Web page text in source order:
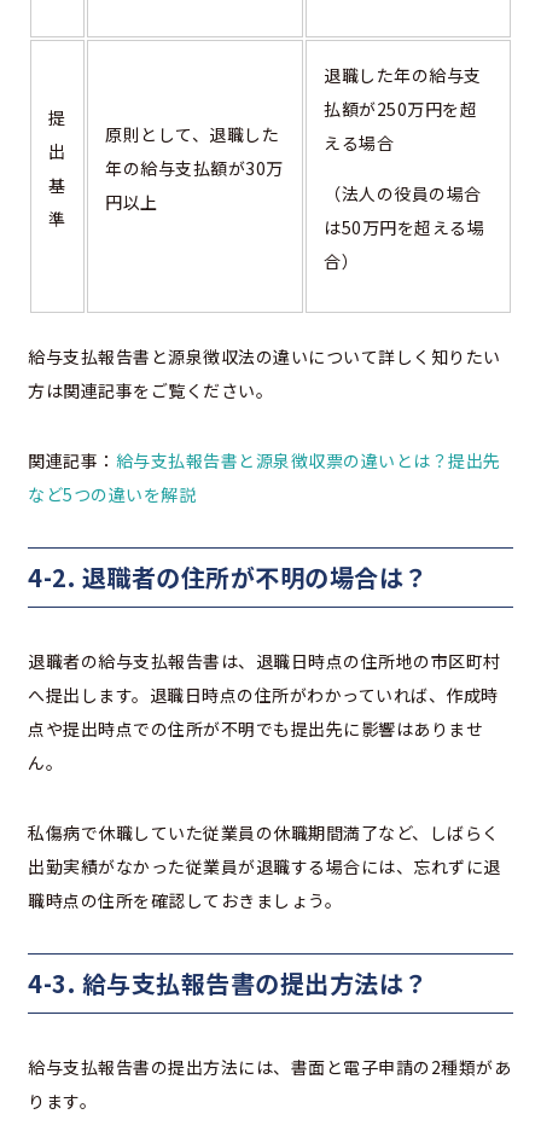
提
出
基
準
原則として、退職した
年の給与支払額が30万
円以上
退職した年の給与支
払額が250万円を超
える場合
（法人の役員の場合
は50万円を超える場
合）
給与支払報告書と源泉徴収法の違いについて詳しく知りたい
方は関連記事をご覧ください。
関連記事： 給与支払報告書と源泉徴収票の違いとは？提出先
など5つの違いを解説
4-2. 退職者の住所が不明の場合は？
退職者の給与支払報告書は、退職日時点の住所地の市区町村
へ提出します。退職日時点の住所がわかっていれば、作成時
点や提出時点での住所が不明でも提出先に影響はありませ
ん。
私傷病で休職していた従業員の休職期間満了など、しばらく
出勤実績がなかった従業員が退職する場合には、忘れずに退
職時点の住所を確認しておきましょう。
4-3. 給与支払報告書の提出方法は？
給与支払報告書の提出方法には、書面と電子申請の2種類があ
ります。